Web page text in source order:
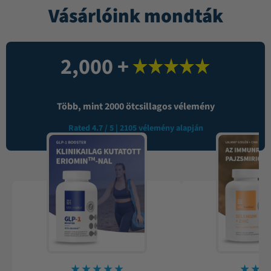
Vásárlóink mondták
2,000 +
Több, mint 2000 ötcsillagos vélemény
Rated 4.7 / 5 | 2105 vélemény alapján